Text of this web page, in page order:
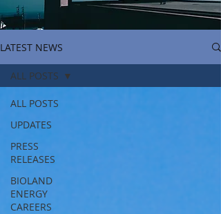
LATEST NEWS
ALL POSTS
UPDATES
PRESS
RELEASES
BIOLAND
ENERGY
CAREERS
ALL POSTS